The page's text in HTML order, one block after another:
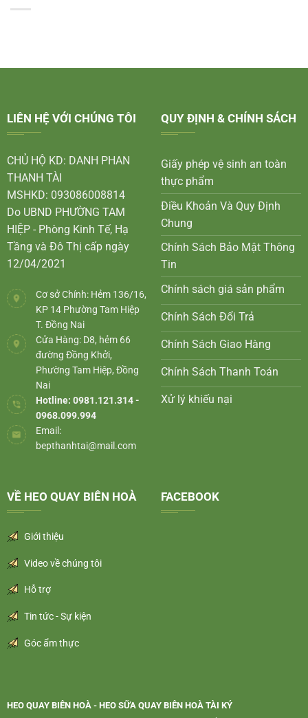
LIÊN HỆ VỚI CHÚNG TÔI
CHỦ HỘ KD: DANH PHAN
THANH TÀI
MSHKD: 093086008814
Do UBND PHƯỜNG TAM
HIỆP - Phòng Kinh Tế, Hạ
Tầng và Đô Thị cấp ngày
12/04/2021
Cơ sở Chính: Hẻm 136/16,
KP 14 Phường Tam Hiệp
T. Đồng Nai
Cửa Hàng: D8, hẻm 66
đường Đồng Khởi,
Phường Tam Hiệp, Đồng
Nai
Hotline: 0981.121.314 -
0968.099.994
Email:
bepthanhtai@mail.com
QUY ĐỊNH & CHÍNH SÁCH
Giấy phép vệ sinh an toàn
thực phẩm
Điều Khoản Và Quy Định
Chung
Chính Sách Bảo Mật Thông
Tin
Chính sách giá sản phẩm
Chính Sách Đổi Trả
Chính Sách Giao Hàng
Chính Sách Thanh Toán
Xử lý khiếu nại
VỀ HEO QUAY BIÊN HOÀ
Giới thiệu
Video về chúng tôi
Hỗ trợ
Tin tức - Sự kiện
Góc ẩm thực
FACEBOOK
HEO QUAY BIÊN HOÀ - HEO SỮA QUAY BIÊN HOÀ TÀI KÝ